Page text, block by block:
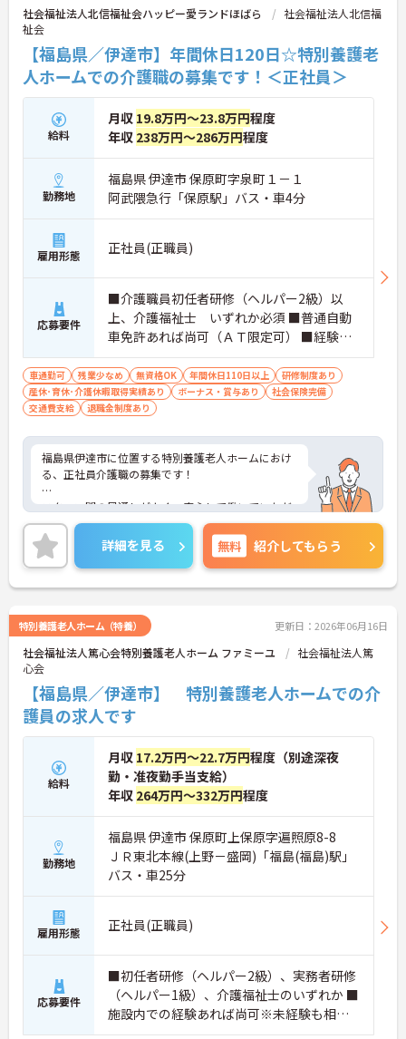
社会福祉法人北信福祉会ハッピー愛ランドほばら
社会福祉法人北信福
祉会
【福島県／伊達市】年間休日120日☆特別養護老
人ホームでの介護職の募集です！＜正社員＞
給料
月収 19.8万円～23.8万円程度
年収 238万円～286万円程度
勤務地
福島県 伊達市 保原町字泉町１－１
阿武隈急行「保原駅」バス・車4分
雇用形態 正社員(正職員)
応募要件
■介護職員初任者研修（ヘルパー2級）以
上、介護福祉士 いずれか必須 ■普通自動
車免許あれば尚可（ＡＴ限定可） ■経験必
須※当該業務
車通勤可 残業少なめ 無資格OK 年間休日110日以上
研修制度あり
産休･育休･介護休暇取得実績あり
ボーナス・賞与あり
社会保険完備
交通費支給
退職金制度あり
福島県伊達市に位置する特別養護老人ホームにおけ
る、正社員介護職の募集です！
スタッフ間の風通しがよく、安心して働いていただ
けます♪
ご興味ある方には、面接対策ポイントなど、さらに
詳細をお話しいたしますのでお気軽にご相談くださ
い。
詳細を見る 無料 紹介してもらう
特別養護老人ホーム（特養） 更新日：2026年06月16日
社会福祉法人篤心会特別養護老人ホーム ファミーユ
社会福祉法人篤
心会
【福島県／伊達市】 特別養護老人ホームでの介
護員の求人です
給料
月収 17.2万円～22.7万円程度（別途深夜
勤・准夜勤手当支給）
年収 264万円～332万円程度
勤務地
福島県 伊達市 保原町上保原字遍照原8-8
ＪＲ東北本線(上野－盛岡)「福島(福島)駅」
バス・車25分
雇用形態 正社員(正職員)
応募要件
■初任者研修（ヘルパー2級）、実務者研修
（ヘルパー1級）、介護福祉士のいずれか ■
施設内での経験あれば尚可※未経験も相談
可